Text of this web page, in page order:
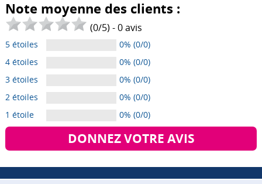
Note moyenne des clients :
(0/5) -0avis
5 étoiles
0% (0/0)
4 étoiles
0% (0/0)
3 étoiles
0% (0/0)
2 étoiles
0% (0/0)
1 étoile
0% (0/0)
DONNEZ VOTRE AVIS